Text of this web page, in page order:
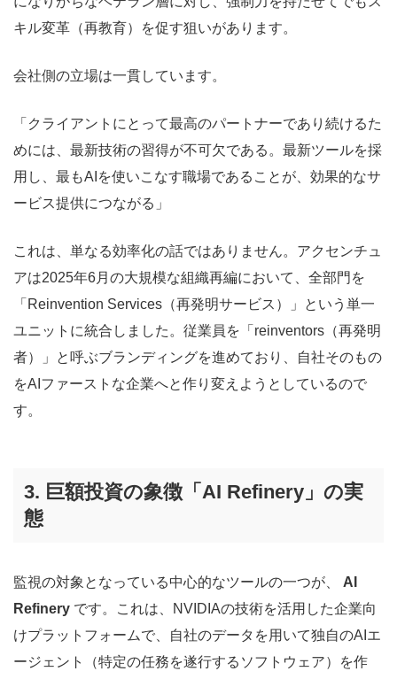
キル変革（再教育）を促す狙いがあります。
会社側の立場は一貫しています。
「クライアントにとって最高のパートナーであり続けるた
めには、最新技術の習得が不可欠である。最新ツールを採
用し、最もAIを使いこなす職場であることが、効果的なサ
ービス提供につながる」
これは、単なる効率化の話ではありません。アクセンチュ
アは2025年6月の大規模な組織再編において、全部門を
「Reinvention Services（再発明サービス）」という単一
ユニットに統合しました。従業員を「reinventors（再発明
者）」と呼ぶブランディングを進めており、自社そのもの
をAIファーストな企業へと作り変えようとしているので
す。
3. 巨額投資の象徴「AI Refinery」の実
態
監視の対象となっている中心的なツールの一つが、 AI
Refinery です。これは、NVIDIAの技術を活用した企業向
けプラットフォームで、自社のデータを用いて独自のAIエ
ージェント（特定の任務を遂行するソフトウェア）を作